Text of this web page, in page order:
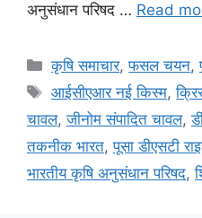
अनुसंधान परिषद … Read
कृषि समाचार,फसल चयन,
आईसीएआर नई किस्म,
चावल,जीनोम संपादित चावल,
तकनीक भारत,पूसा डीएसटी
भारतीय कृषि अनुसंधान परिषद,